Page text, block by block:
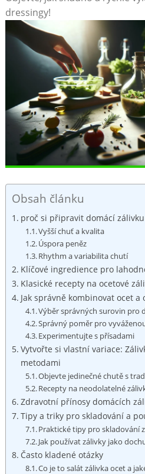
dressingy!
Obsah článku
proč si ‌připravit domácí
Vyšší chuť ‌a kvalita
Úspora peněz
Rhythm a variabilita chutí
Klíčové ingredience pro
Klasické recepty na ocetové
Jak správně kombinovat​ ocet⁣
Výběr správných surovin pro
Správný poměr pro
Experimentujte s přísadami
Vytvořte si vlastní variace:
metodami
Objevte jedinečné chutě s
Recepty na neodolatelné
Zdravotní přínosy domácích
Tipy⁣ a triky pro skladování a
Praktické tipy pro skladování
Jak používat zálivky jako
Často kladené otázky
Co je to salát zálivka ocet a